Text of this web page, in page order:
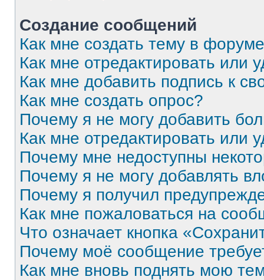
Создание сообщений
Как мне создать тему в
Как мне отредактировать или
Как мне добавить подпись к
Как мне создать опрос?
Почему я не могу добавить
Как мне отредактировать или
Почему мне недоступны
Почему я не могу добавлять
Почему я получил
Как мне пожаловаться на
Что означает кнопка
Почему моё сообщение
Как мне вновь поднять мою